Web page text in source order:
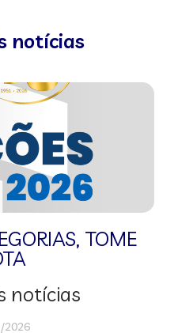
notícias
, TOME
notícias
2026